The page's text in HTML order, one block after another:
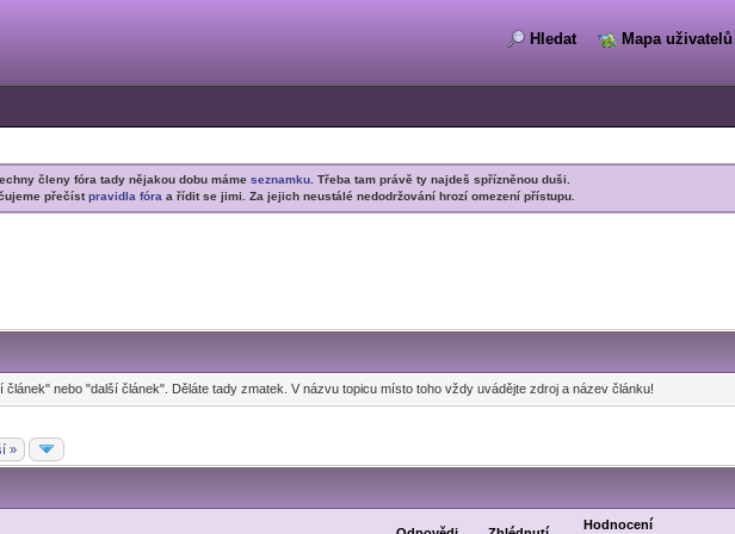
Hledat Mapa uživatelů
členy fóra tady nějakou dobu mámeseznamku . Třeba tam právě ty najdeš spřízněnou duši.
přečístpravidla fóra a řídit se jimi. Za jejich neustálé nedodržování hrozí omezení přístupu.
nebo "další článek". Děláte tady zmatek. V názvu topicu místo toho vždy uvádějte zdroj a název článku!
»
Hodnocení